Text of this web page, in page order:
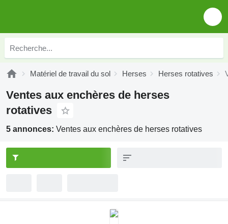
Matériel de travail du sol Herses Herses rotatives
Ventes aux enchères de herses
rotatives
5 annonces: Ventes aux enchères de herses rotatives